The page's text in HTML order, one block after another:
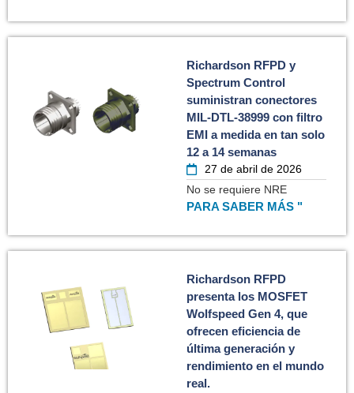
Richardson RFPD y
Spectrum Control
suministran conectores
MIL-DTL-38999 con filtro
EMI a medida en tan solo
12 a 14 semanas
27 de abril de 2026
No se requiere NRE
PARA SABER MÁS "
Richardson RFPD
presenta los MOSFET
Wolfspeed Gen 4, que
ofrecen eficiencia de
última generación y
rendimiento en el mundo
real.